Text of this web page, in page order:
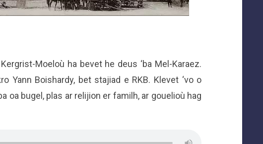
Moeloù ha bevet he deus ‘ba Mel-Karaez.
Yann Boishardy, bet stajiad e RKB. Klevet ‘vo o
oa bugel, plas ar relijion er familh, ar gouelioù hag